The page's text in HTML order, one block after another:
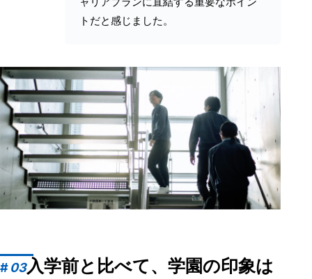
トだと感じました。
#03入学前と比べて、学園の印象は